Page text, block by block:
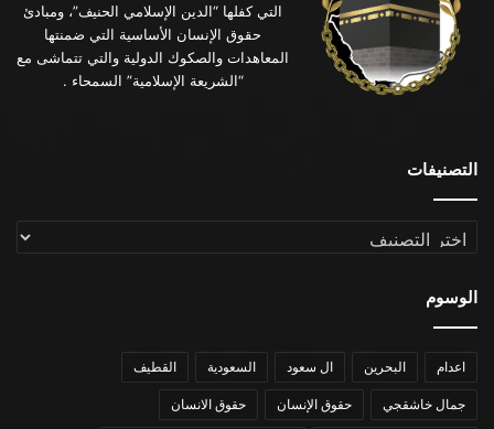
التي كفلها “الدين الإسلامي الحنيف”، ومبادئ
حقوق الإنسان الأساسية التي ضمنتها
المعاهدات والصكوك الدولية والتي تتماشى مع
“الشريعة الإسلامية” السمحاء .
التصنيفات
التصنيفات
الوسوم
اعدام البحرين ال سعود السعودية القطيف
جمال خاشقجي حقوق الإنسان حقوق الانسان